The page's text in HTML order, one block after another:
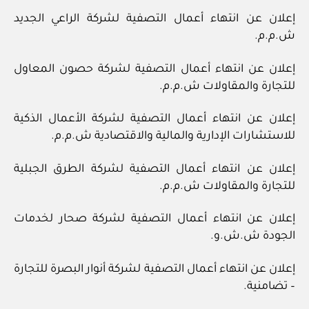
إعلان عن انتهاء أعمال التصفية لشركة الراعي الجديد
ش.م.م.
إعلان عن انتهاء أعمال التصفية لشركة حصون المعاول
للتجارة والمقاولات ش.م.م.
إعلان عن انتهاء أعمال التصفية لشركة الأعمال الذكية
للاستشارات الإدارية والمالية والاقتصادية ش.م.م.
إعلان عن انتهاء أعمال التصفية لشركة الطرق الجبلية
للتجارة والمقاولات ش.م.م.
إعلان عن انتهاء أعمال التصفية لشركة صحار لخدمات
الجودة ش.ش.و.
إعلان عن انتهاء أعمال التصفية لشركة أنوار البصرة للتجارة
– تضامنية.